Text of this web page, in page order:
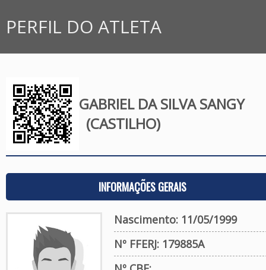
PERFIL DO ATLETA
GABRIEL DA SILVA SANGY
(CASTILHO)
INFORMAÇÕES GERAIS
Nascimento: 11/05/1999
Nº FFERJ: 179885A